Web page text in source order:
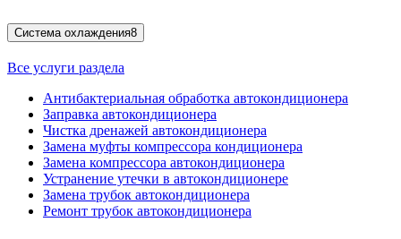
Система охлаждения8
Все услуги раздела
Антибактериальная обработка автокондиционера
Заправка автокондиционера
Чистка дренажей автокондиционера
Замена муфты компрессора кондиционера
Замена компрессора автокондиционера
Устранение утечки в автокондиционере
Замена трубок автокондиционера
Ремонт трубок автокондиционера